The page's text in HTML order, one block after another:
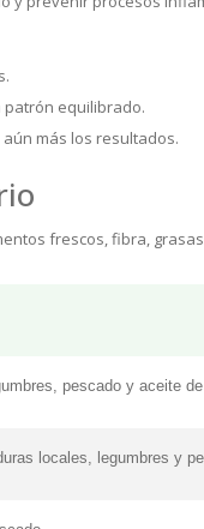
patrón equilibrado.
más los resultados.
frescos, fibra,
pescado y aceite de
locales, legumbres y